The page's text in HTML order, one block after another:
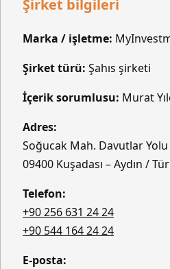
Şirket bilgileri
Marka / işletme:
Şirket türü: Şahıs şirketi
İçerik sorumlusu: Murat
Adres:
Soğucak Mah. Davutlar
09400 Kuşadası – Aydın /
Telefon:
+90 256 631 24 24
+90 544 164 24 24
E-posta: